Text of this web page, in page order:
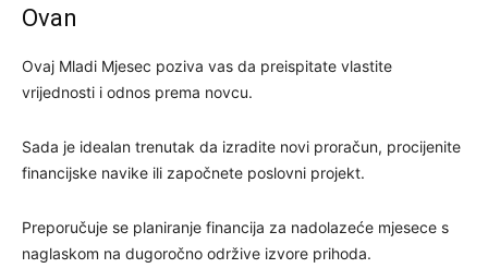
Ovan
Ovaj Mladi Mjesec poziva vas da preispitate vlastite
vrijednosti i odnos prema novcu.
Sada je idealan trenutak da izradite novi proračun, procijenite
financijske navike ili započnete poslovni projekt.
Preporučuje se planiranje financija za nadolazeće mjesece s
naglaskom na dugoročno održive izvore prihoda.